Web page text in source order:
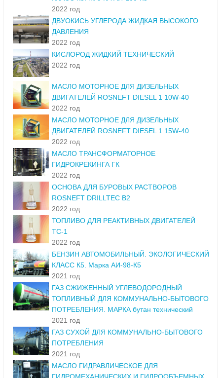
2022 год
ДВУОКИСЬ УГЛЕРОДА ЖИДКАЯ ВЫСОКОГО
ДАВЛЕНИЯ
2022 год
КИСЛОРОД ЖИДКИЙ ТЕХНИЧЕСКИЙ
2022 год
МАСЛО МОТОРНОЕ ДЛЯ ДИЗЕЛЬНЫХ
ДВИГАТЕЛЕЙ ROSNEFT DIESEL 1 10W-40
2022 год
МАСЛО МОТОРНОЕ ДЛЯ ДИЗЕЛЬНЫХ
ДВИГАТЕЛЕЙ ROSNEFT DIESEL 1 15W-40
2022 год
МАСЛО ТРАНСФОРМАТОРНОЕ
ГИДРОКРЕКИНГА ГК
2022 год
ОСНОВА ДЛЯ БУРОВЫХ РАСТВОРОВ
ROSNEFT DRILLTEC B2
2022 год
ТОПЛИВО ДЛЯ РЕАКТИВНЫХ ДВИГАТЕЛЕЙ
ТС-1
2022 год
БЕНЗИН АВТОМОБИЛЬНЫЙ. ЭКОЛОГИЧЕСКИЙ
КЛАСС К5. Марка АИ-98-К5
2021 год
ГАЗ СЖИЖЕННЫЙ УГЛЕВОДОРОДНЫЙ
ТОПЛИВНЫЙ ДЛЯ КОММУНАЛЬНО-БЫТОВОГО
ПОТРЕБЛЕНИЯ. МАРКА бутан технический
2021 год
ГАЗ СУХОЙ ДЛЯ КОММУНАЛЬНО-БЫТОВОГО
ПОТРЕБЛЕНИЯ
2021 год
МАСЛО ГИДРАВЛИЧЕСКОЕ ДЛЯ